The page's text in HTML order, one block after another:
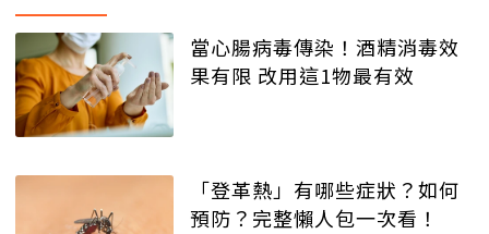
當心腸病毒傳染！酒精消毒效
果有限 改用這1物最有效
「登革熱」有哪些症狀？如何
預防？完整懶人包一次看！